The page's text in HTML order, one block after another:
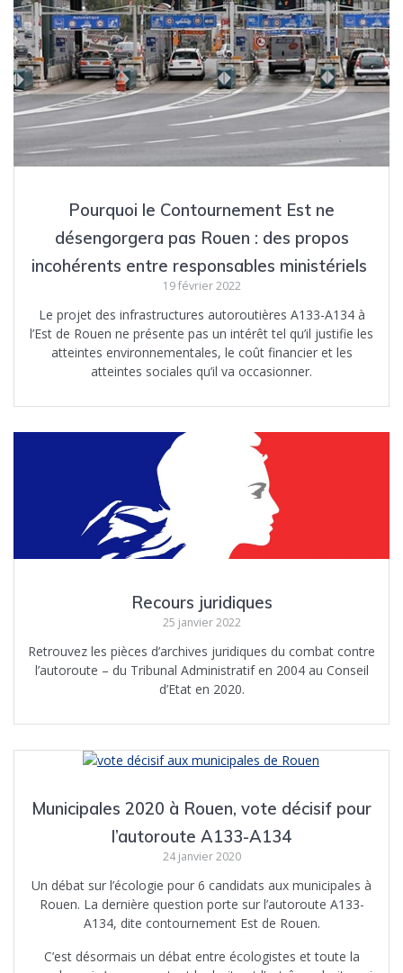
Pourquoi le Contournement Est ne
désengorgera pas Rouen : des propos
incohérents entre responsables ministériels
19 février 2022
Le projet des infrastructures autoroutières A133-A134 à
l’Est de Rouen ne présente pas un intérêt tel qu’il justifie les
atteintes environnementales, le coût financier et les
atteintes sociales qu’il va occasionner.
Recours juridiques
25 janvier 2022
Retrouvez les pièces d’archives juridiques du combat contre
l’autoroute – du Tribunal Administratif en 2004 au Conseil
d’Etat en 2020.
Municipales 2020 à Rouen, vote décisif pour
l’autoroute A133-A134
24 janvier 2020
Un débat sur l’écologie pour 6 candidats aux municipales à
Rouen. La dernière question porte sur l’autoroute A133-
A134, dite contournement Est de Rouen.
C’est désormais un débat entre écologistes et toute la